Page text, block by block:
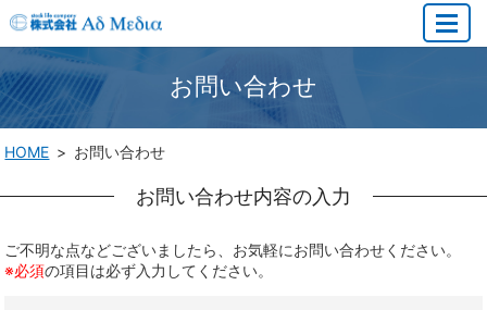
お問い合わせ
HOME お問い合わせ
お問い合わせ内容の入力
ご不明な点などございましたら、お気軽にお問い合わせください。
※必須の項目は必ず入力してください。